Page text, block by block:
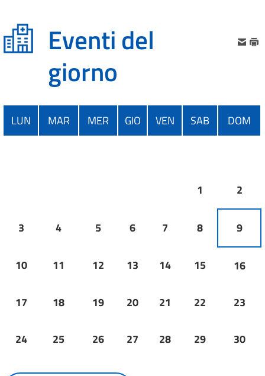
Eventi del
giorno
LUN MAR MER GIO VEN SAB DOM
1 2
3 4 5 6 7 8 9
10 11 12 13 14 15 16
17 18 19 20 21 22 23
24 25 26 27 28 29 30